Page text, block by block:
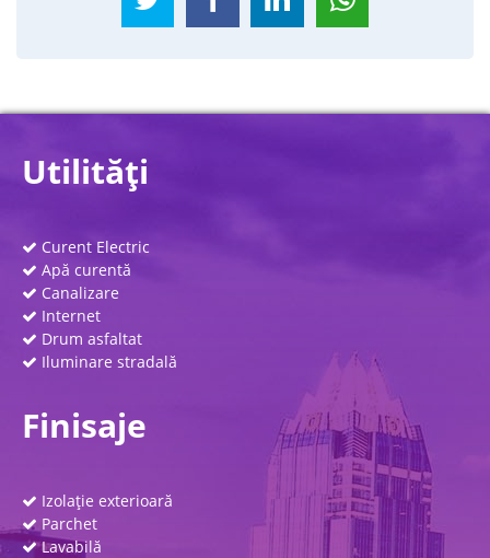
Utilităţi
Curent Electric
Apă curentă
Canalizare
Internet
Drum asfaltat
Iluminare stradală
Finisaje
Izolaţie exterioară
Parchet
Lavabilă